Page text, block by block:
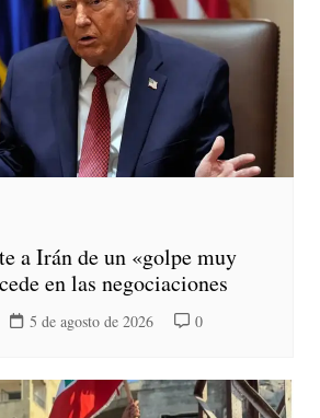
a Irán de un «golpe muy
en las negociaciones
5 de agosto de 2026 0